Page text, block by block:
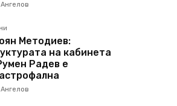
Методиев:
на кабинета
Радев е